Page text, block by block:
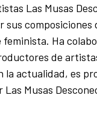
Las Musas
composiciones
Ha
de
la actualidad, es
Musas